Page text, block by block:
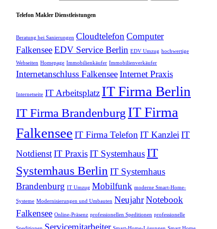
Telefon Makler Dienstleistungen
Beratung bei Sanierungen Cloudtelefon Computer
FalkenseeEDV Service Berlin EDV Umzug hochwertige
Webseiten Homepage Immobilienkäufer Immobilienverkäufer
Internetanschluss FalkenseeInternet Praxis
Internetseite IT Arbeitsplatz IT Firma Berlin
IT Firma Brandenburg IT Firma
Falkensee IT Firma Telefon IT Kanzlei IT
NotdienstIT PraxisIT Systemhaus IT
Systemhaus Berlin IT Systemhaus
Brandenburg IT Umzug Mobilfunk moderne Smart-Home-
Systeme Modernisierungen und Umbauten NeujahrNotebook
Falkensee Online-Präsenz professionellen Speditionen professionelle
Servicemitarbeiter